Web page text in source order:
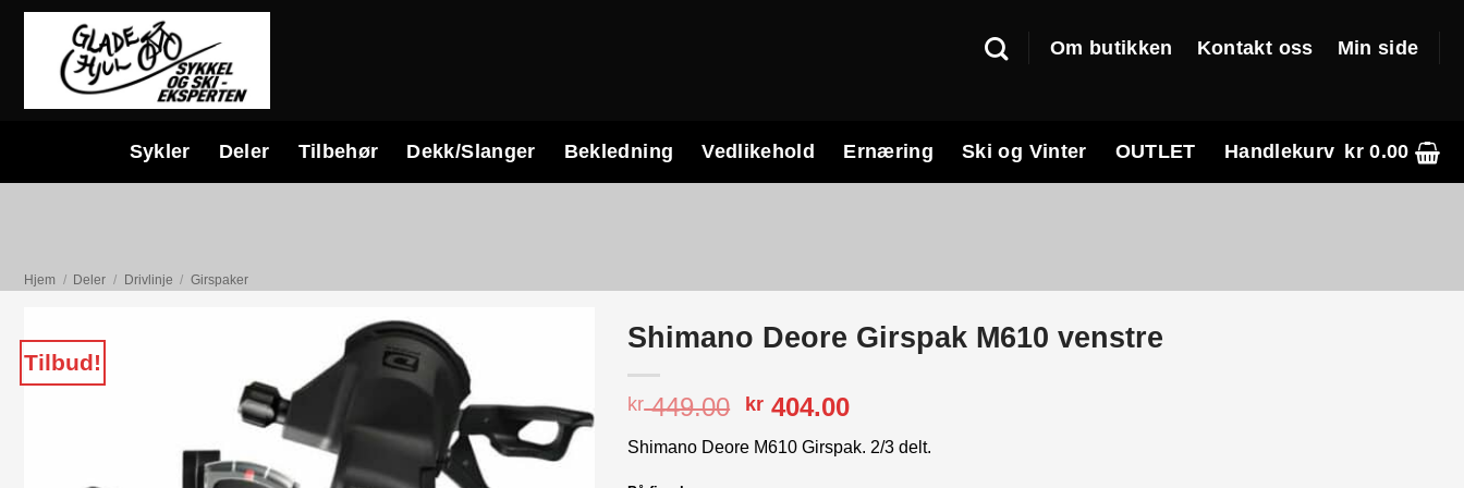
Skip
Om butikken Kontakt oss Min side
Sykler Deler Tilbehør Dekk/Slanger Bekledning Vedlikehold Ernæring Ski og Vinter OUTLET Handlekurv kr0.00
Hjem / Deler / Drivlinje / Girspaker
Tilbud!
Shimano Deore Girspak M610 venstre
kr449.00 Opprinnelig
var:
kr 404.00Nåværende
er:
Shimano Deore M610 Girspak. 2/3 delt.